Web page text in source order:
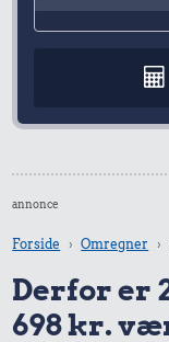
annonce
Forside Omregner
Derfor er
698 kr.